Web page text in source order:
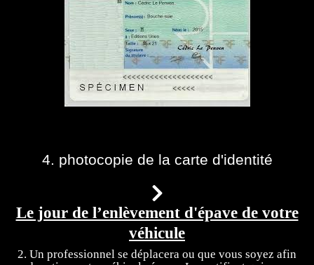
4. photocopie de la carte d'identité
Le jour de l’enlèvement d'épave de votre
véhicule
2. Un professionnel se déplacera ou que vous soyez afin